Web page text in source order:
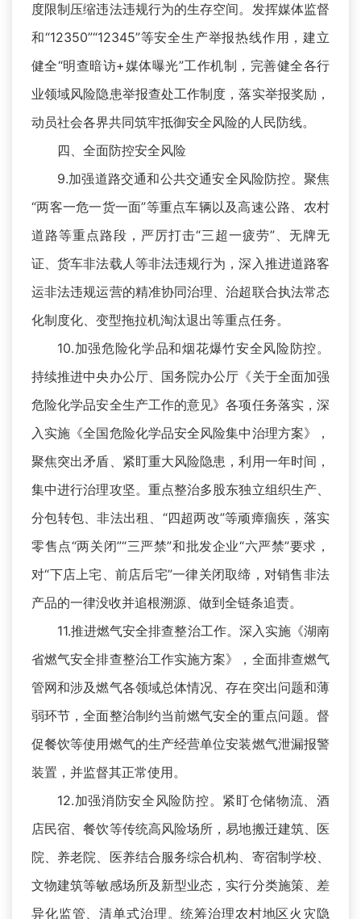
度限制压缩违法违规行为的生存空间。发挥媒体监督
和“12350”“12345”等安全生产举报热线作用，建立
健全“明查暗访+媒体曝光”工作机制，完善健全各行
业领域风险隐患举报查处工作制度，落实举报奖励，
动员社会各界共同筑牢抵御安全风险的人民防线。
四、全面防控安全风险
9.加强道路交通和公共交通安全风险防控。聚焦
“两客一危一货一面”等重点车辆以及高速公路、农村
道路等重点路段，严厉打击“三超一疲劳”、无牌无
证、货车非法载人等非法违规行为，深入推进道路客
运非法违规运营的精准协同治理、治超联合执法常态
化制度化、变型拖拉机淘汰退出等重点任务。
10.加强危险化学品和烟花爆竹安全风险防控。
持续推进中央办公厅、国务院办公厅《关于全面加强
危险化学品安全生产工作的意见》各项任务落实，深
入实施《全国危险化学品安全风险集中治理方案》，
聚焦突出矛盾、紧盯重大风险隐患，利用一年时间，
集中进行治理攻坚。重点整治多股东独立组织生产、
分包转包、非法出租、“四超两改”等顽瘴痼疾，落实
零售点“两关闭”“三严禁”和批发企业“六严禁”要求，
对“下店上宅、前店后宅”一律关闭取缔，对销售非法
产品的一律没收并追根溯源、做到全链条追责。
11.推进燃气安全排查整治工作。深入实施《湖南
省燃气安全排查整治工作实施方案》，全面排查燃气
管网和涉及燃气各领域总体情况、存在突出问题和薄
弱环节，全面整治制约当前燃气安全的重点问题。督
促餐饮等使用燃气的生产经营单位安装燃气泄漏报警
装置，并监督其正常使用。
12.加强消防安全风险防控。紧盯仓储物流、酒
店民宿、餐饮等传统高风险场所，易地搬迁建筑、医
院、养老院、医养结合服务综合机构、寄宿制学校、
文物建筑等敏感场所及新型业态，实行分类施策、差
异化监管、清单式治理。统筹治理农村地区火灾隐